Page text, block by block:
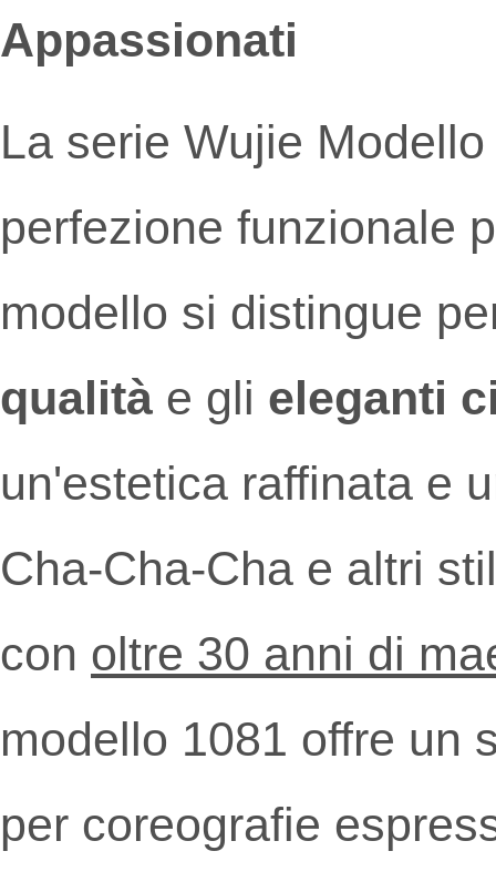
Appassionati
La serie Wujie
perfezione funzionale
modello si distingue
qualità e gli eleganti
un'estetica raffinata e
Cha-Cha-Cha e altri
con oltre 30 anni di
modello 1081 offre un
per coreografie